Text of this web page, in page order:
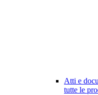
Atti e
tutte le